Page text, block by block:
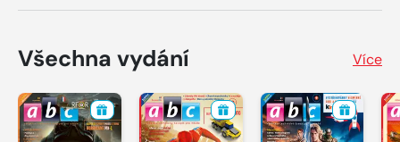
Všechna vydání Více